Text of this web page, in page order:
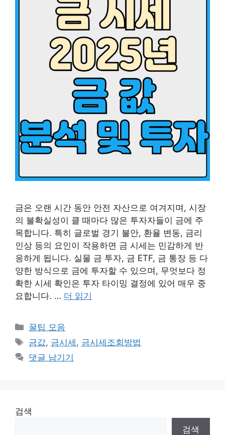
금은 오랜 시간 동안 안전 자산으로 여겨지며, 시장
의 불확실성이 클 때마다 많은 투자자들이 금에 주
목합니다. 특히 글로벌 경기 불안, 환율 변동, 금리
인상 등의 요인이 작용하면 금 시세는 민감하게 반
응하게 됩니다. 실물 금 투자, 금 ETF, 금 통장 등 다
양한 방식으로 금에 투자할 수 있으며, 무엇보다 정
확한 시세 확인은 투자 타이밍 결정에 있어 매우 중
요합니다. … 더 읽기
카
테
고
리
꿀팁 모음
태
그
금값, 금시세 , 금시세조회방법
댓글 남기기
검색
검색